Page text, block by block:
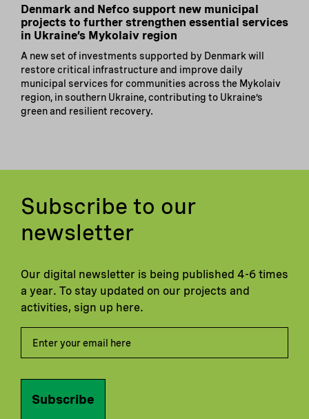
Denmark and Nefco support new municipal
projects to further strengthen essential services
in Ukraine’s Mykolaiv region
A new set of investments supported by Denmark will
restore critical infrastructure and improve daily
municipal services for communities across the Mykolaiv
region, in southern Ukraine, contributing to Ukraine’s
green and resilient recovery.
Subscribe to our
newsletter
Our digital newsletter is being published 4-6 times
a year. To stay updated on our projects and
activities, sign up here.
Subscribe